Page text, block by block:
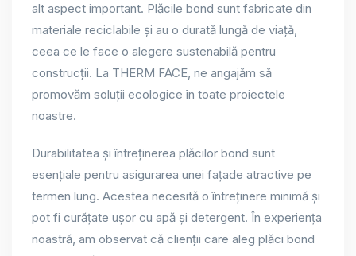
alt aspect important. Plăcile bond sunt fabricate din
materiale reciclabile și au o durată lungă de viață,
ceea ce le face o alegere sustenabilă pentru
construcții. La THERM FACE, ne angajăm să
promovăm soluții ecologice în toate proiectele
noastre.
Durabilitatea și întreținerea plăcilor bond sunt
esențiale pentru asigurarea unei fațade atractive pe
termen lung. Acestea necesită o întreținere minimă și
pot fi curățate ușor cu apă și detergent. În experiența
noastră, am observat că clienții care aleg plăci bond